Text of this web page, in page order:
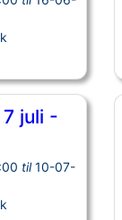
juli -
til 10-07-